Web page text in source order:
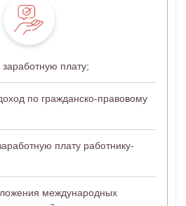
плату;
по гражданско-правовому
плату работнику-
международных